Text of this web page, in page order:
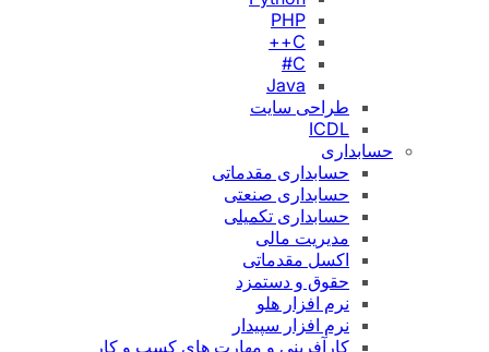
PHP
C++
C#
Java
طراحی سایت
ICDL
حسابداری
حسابداری مقدماتی
حسابداری صنعتی
حسابداری تکمیلی
مدیریت مالی
اکسل مقدماتی
حقوق و دستمزد
نرم افزار هلو
نرم افزار سپیدار
کارآفرینی و مهارت های کسب و کار